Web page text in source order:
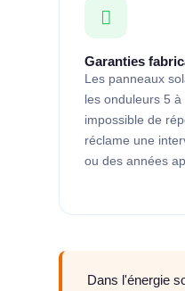
Garanties
Les panneaux
les onduleurs 5 à
impossible de
réclame une
ou des années
Dans l'énergie